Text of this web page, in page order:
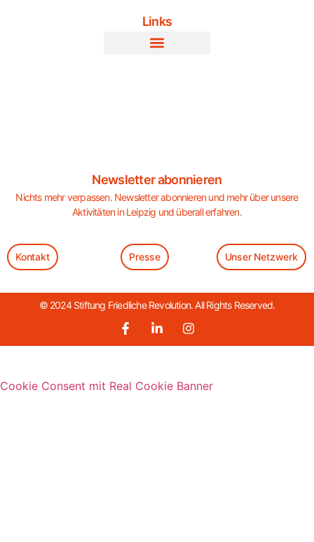
Links
Newsletter abonnieren
Nichts mehr verpassen. Newsletter abonnieren und mehr über unsere
Aktivitäten in Leipzig und überall erfahren.
Kontakt Presse Unser Netzwerk
© 2024 Stiftung Friedliche Revolution. All Rights Reserved.
Cookie Consent mit Real Cookie Banner